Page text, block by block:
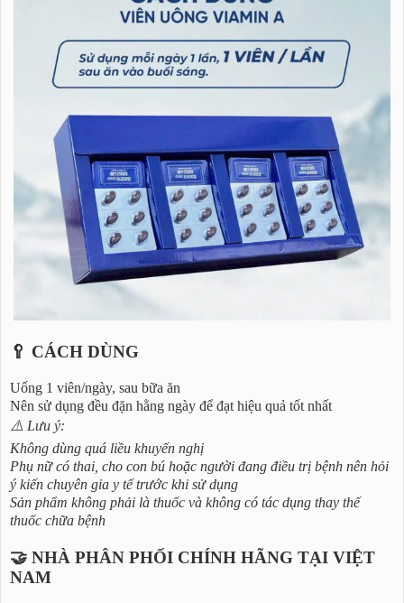
🥄 CÁCH DÙNG
Uống 1 viên/ngày, sau bữa ăn
Nên sử dụng đều đặn hằng ngày để đạt hiệu quả tốt nhất
⚠️ Lưu ý:
Không dùng quá liều khuyến nghị
Phụ nữ có thai, cho con bú hoặc người đang điều trị bệnh nên hỏi
ý kiến chuyên gia y tế trước khi sử dụng
Sản phẩm không phải là thuốc và không có tác dụng thay thế
thuốc chữa bệnh
🤝 NHÀ PHÂN PHỐI CHÍNH HÃNG TẠI VIỆT
NAM